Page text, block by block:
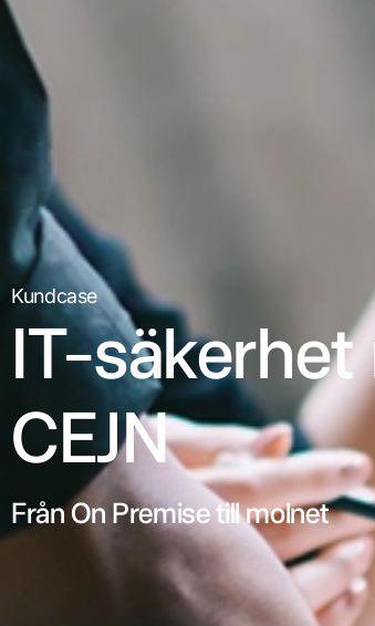
Kundcase
IT-
CEJN
Från On Premise till molnet